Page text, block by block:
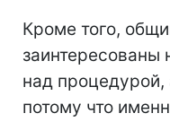
Кроме того,
заинтересованы
над
потому что